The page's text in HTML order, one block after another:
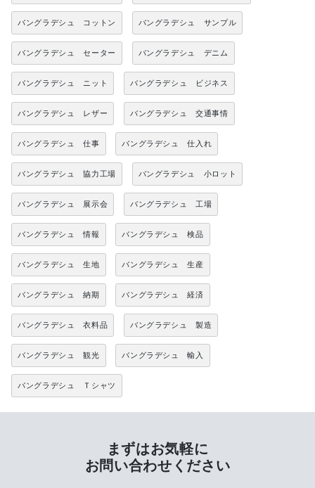
バングラデシュ コットン バングラデシュ サンプル
バングラデシュ セーター バングラデシュ デニム
バングラデシュ ニット バングラデシュ ビジネス
バングラデシュ レザー バングラデシュ 交通事情
バングラデシュ 仕事 バングラデシュ 仕入れ
バングラデシュ 協力工場 バングラデシュ 小ロット
バングラデシュ 展示会 バングラデシュ 工場
バングラデシュ 情報 バングラデシュ 検品
バングラデシュ 生地 バングラデシュ 生産
バングラデシュ 納期 バングラデシュ 経済
バングラデシュ 衣料品 バングラデシュ 製造
バングラデシュ 観光 バングラデシュ 輸入
バングラデシュ Ｔシャツ
まずはお気軽に
お問い合わせください